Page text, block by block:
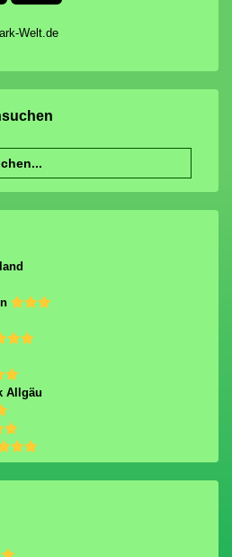
Welt.de
Allgäu